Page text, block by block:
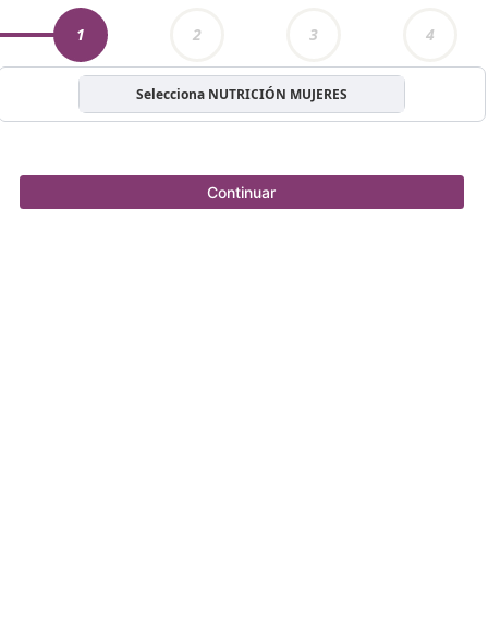
1 2 3 4
Selecciona NUTRICIÓN MUJERES
Continuar